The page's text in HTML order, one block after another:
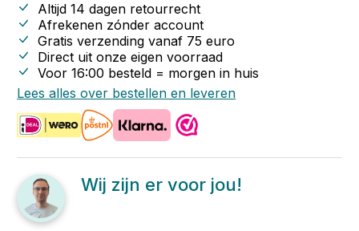
Altijd 14 dagen retourrecht
Afrekenen zónder account
Gratis verzending vanaf 75 euro
Direct uit onze eigen voorraad
Voor 16:00 besteld = morgen in huis
Lees alles over bestellen en leveren
Wij zijn er voor jou!